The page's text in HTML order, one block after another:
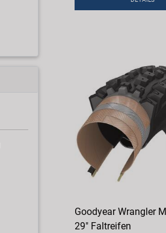
Goodyear Wrangler
29" Faltreifen